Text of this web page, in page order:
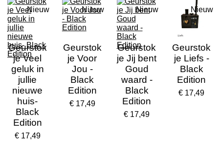
Nieuw
Geurstok
je Veel
geluk in
jullie
nieuwe
huis-
Black
Edition
€ 17,49
Nieuw
Geurstok
je Voor
Jou -
Black
Edition
€ 17,49
Nieuw
Geurstok
je Jij bent
Goud
waard -
Black
Edition
€ 17,49
Nieuw
Geurstok
je Liefs -
Black
Edition
€ 17,49